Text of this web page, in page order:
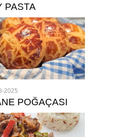
PASTA
2025
POĞAÇASI